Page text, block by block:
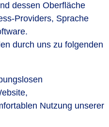
dessen Oberfläche
Providers, Sprache
durch uns zu folgenden
Nutzung unserer